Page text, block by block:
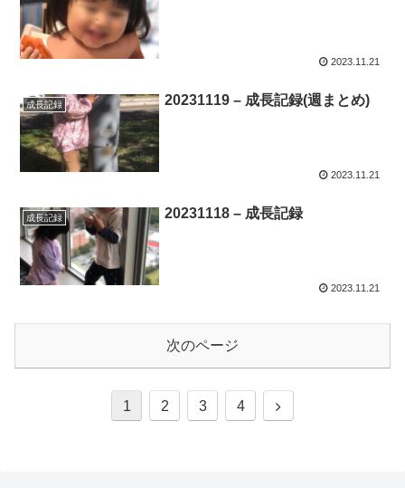
2023.11.21
成長記録 20231119 – 成長記録(週まとめ)
2023.11.21
成長記録 20231118 – 成長記録
2023.11.21
次のページ
1 2 3 4
次